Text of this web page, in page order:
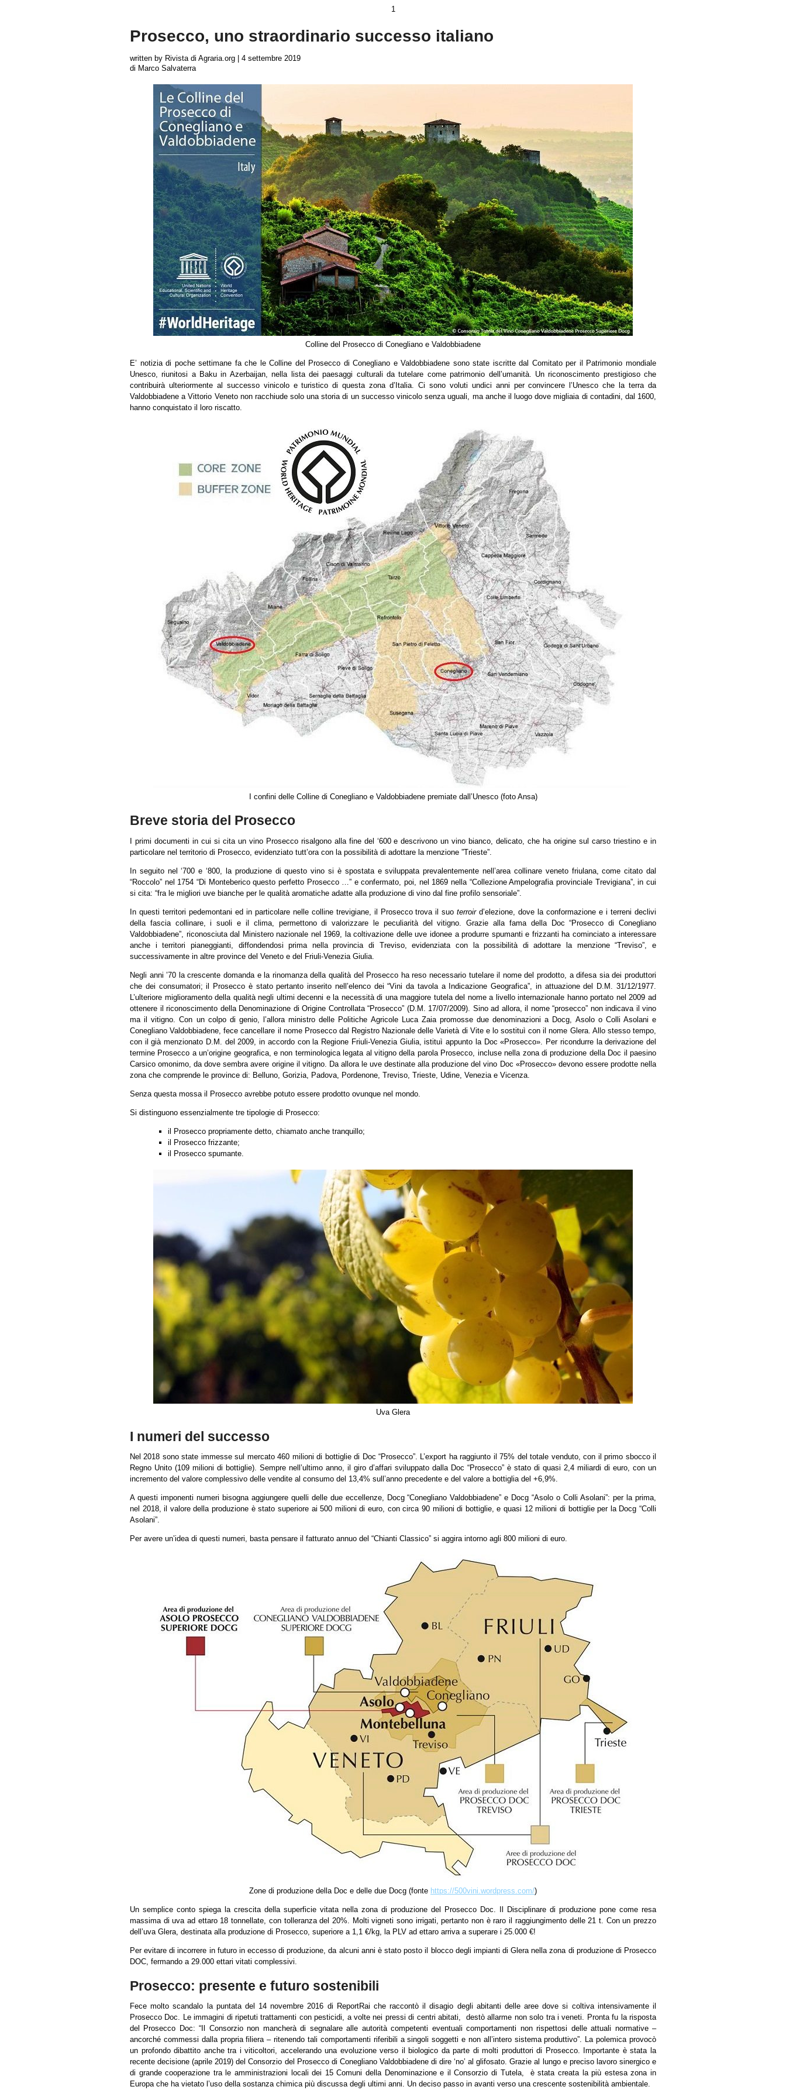
1
Prosecco, uno straordinario successo italiano
written by Rivista di Agraria.org | 4 settembre 2019
di Marco Salvaterra
Colline del Prosecco di Conegliano e Valdobbiadene
E’ notizia di poche settimane fa che le Colline del Prosecco di Conegliano e Valdobbiadene sono state iscritte dal Comitato per il Patrimonio mondiale
Unesco, riunitosi a Baku in Azerbaijan, nella lista dei paesaggi culturali da tutelare come patrimonio dell’umanità. Un riconoscimento prestigioso che
contribuirà ulteriormente al successo vinicolo e turistico di questa zona d’Italia. Ci sono voluti undici anni per convincere l’Unesco che la terra da
Valdobbiadene a Vittorio Veneto non racchiude solo una storia di un successo vinicolo senza uguali, ma anche il luogo dove migliaia di contadini, dal 1600,
hanno conquistato il loro riscatto.
I confini delle Colline di Conegliano e Valdobbiadene premiate dall’Unesco (foto Ansa)
Breve storia del Prosecco
I primi documenti in cui si cita un vino Prosecco risalgono alla fine del ‘600 e descrivono un vino bianco, delicato, che ha origine sul carso triestino e in
particolare nel territorio di Prosecco, evidenziato tutt’ora con la possibilità di adottare la menzione ”Trieste”.
In seguito nel ‘700 e ‘800, la produzione di questo vino si è spostata e sviluppata prevalentemente nell’area collinare veneto friulana, come citato dal
“Roccolo” nel 1754 “Di Monteberico questo perfetto Prosecco …” e confermato, poi, nel 1869 nella “Collezione Ampelografia provinciale Trevigiana”, in cui
si cita: “fra le migliori uve bianche per le qualità aromatiche adatte alla produzione di vino dal fine profilo sensoriale”.
In questi territori pedemontani ed in particolare nelle colline trevigiane, il Prosecco trova il suoterroird’elezione, dove la conformazione e i terreni declivi
della fascia collinare, i suoli e il clima, permettono di valorizzare le peculiarità del vitigno. Grazie alla fama della Doc “Prosecco di Conegliano
Valdobbiadene”, riconosciuta dal Ministero nazionale nel 1969, la coltivazione delle uve idonee a produrre spumanti e frizzanti ha cominciato a interessare
anche i territori pianeggianti, diffondendosi prima nella provincia di Treviso, evidenziata con la possibilità di adottare la menzione “Treviso”, e
successivamente in altre province del Veneto e del Friuli-Venezia Giulia.
Negli anni ’70 la crescente domanda e la rinomanza della qualità del Prosecco ha reso necessario tutelare il nome del prodotto, a difesa sia dei produttori
che dei consumatori; il Prosecco è stato pertanto inserito nell’elenco dei “Vini da tavola a Indicazione Geografica”, in attuazione del D.M. 31/12/1977.
L’ulteriore miglioramento della qualità negli ultimi decenni e la necessità di una maggiore tutela del nome a livello internazionale hanno portato nel 2009 ad
ottenere il riconoscimento della Denominazione di Origine Controllata “Prosecco” (D.M. 17/07/2009). Sino ad allora, il nome “prosecco” non indicava il vino
ma il vitigno. Con un colpo di genio, l’allora ministro delle Politiche Agricole Luca Zaia promosse due denominazioni a Docg, Asolo o Colli Asolani e
Conegliano Valdobbiadene, fece cancellare il nome Prosecco dal Registro Nazionale delle Varietà di Vite e lo sostituì con il nome Glera. Allo stesso tempo,
con il già menzionato D.M. del 2009, in accordo con la Regione Friuli-Venezia Giulia, istituì appunto la Doc «Prosecco». Per ricondurre la derivazione del
termine Prosecco a un’origine geografica, e non terminologica legata al vitigno della parola Prosecco, incluse nella zona di produzione della Doc il paesino
Carsico omonimo, da dove sembra avere origine il vitigno. Da allora le uve destinate alla produzione del vino Doc «Prosecco» devono essere prodotte nella
zona che comprende le province di: Belluno, Gorizia, Padova, Pordenone, Treviso, Trieste, Udine, Venezia e Vicenza.
Senza questa mossa il Prosecco avrebbe potuto essere prodotto ovunque nel mondo.
Si distinguono essenzialmente tre tipologie di Prosecco:
il Prosecco propriamente detto, chiamato anche tranquillo;
il Prosecco frizzante;
il Prosecco spumante.
Uva Glera
I numeri del successo
Nel 2018 sono state immesse sul mercato 460 milioni di bottiglie di Doc “Prosecco”. L’export ha raggiunto il 75% del totale venduto, con il primo sbocco il
Regno Unito (109 milioni di bottiglie). Sempre nell’ultimo anno, il giro d’affari sviluppato dalla Doc “Prosecco” è stato di quasi 2,4 miliardi di euro, con un
incremento del valore complessivo delle vendite al consumo del 13,4% sull’anno precedente e del valore a bottiglia del +6,9%.
A questi imponenti numeri bisogna aggiungere quelli delle due eccellenze, Docg “Conegliano Valdobbiadene” e Docg “Asolo o Colli Asolani”: per la prima,
nel 2018, il valore della produzione è stato superiore ai 500 milioni di euro, con circa 90 milioni di bottiglie, e quasi 12 milioni di bottiglie per la Docg “Colli
Asolani”.
Per avere un’idea di questi numeri, basta pensare il fatturato annuo del “Chianti Classico” si aggira intorno agli 800 milioni di euro.
Zone di produzione della Doc e delle due Docg (fonte https://500vini.wordpress.com/)
Un semplice conto spiega la crescita della superficie vitata nella zona di produzione del Prosecco Doc. Il Disciplinare di produzione pone come resa
massima di uva ad ettaro 18 tonnellate, con tolleranza del 20%. Molti vigneti sono irrigati, pertanto non è raro il raggiungimento delle 21 t. Con un prezzo
dell’uva Glera, destinata alla produzione di Prosecco, superiore a 1,1 €/kg, la PLV ad ettaro arriva a superare i 25.000 €!
Per evitare di incorrere in futuro in eccesso di produzione, da alcuni anni è stato posto il blocco degli impianti di Glera nella zona di produzione di Prosecco
DOC, fermando a 29.000 ettari vitati complessivi.
Prosecco: presente e futuro sostenibili
Fece molto scandalo la puntata del 14 novembre 2016 di ReportRai che raccontò il disagio degli abitanti delle aree dove si coltiva intensivamente il
Prosecco Doc. Le immagini di ripetuti trattamenti con pesticidi, a volte nei pressi di centri abitati, destò allarme non solo tra i veneti. Pronta fu la risposta
del Prosecco Doc: “Il Consorzio non mancherà di segnalare alle autorità competenti eventuali comportamenti non rispettosi delle attuali normative –
ancorché commessi dalla propria filiera – ritenendo tali comportamenti riferibili a singoli soggetti e non all’intero sistema produttivo”. La polemica provocò
un profondo dibattito anche tra i viticoltori, accelerando una evoluzione verso il biologico da parte di molti produttori di Prosecco. Importante è stata la
recente decisione (aprile 2019) del Consorzio del Prosecco di Conegliano Valdobbiadene di dire ‘no’ al glifosato. Grazie al lungo e preciso lavoro sinergico e
di grande cooperazione tra le amministrazioni locali dei 15 Comuni della Denominazione e il Consorzio di Tutela, è stata creata la più estesa zona in
Europa che ha vietato l’uso della sostanza chimica più discussa degli ultimi anni. Un deciso passo in avanti verso una crescente sostenibilità ambientale.